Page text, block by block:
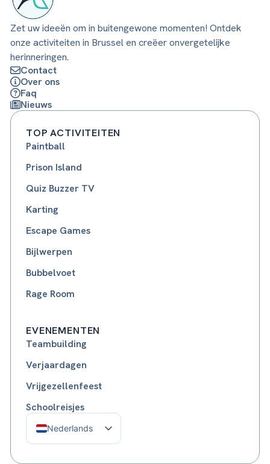
Zet uw ideeën om in buitengewone momenten! Ontdek
onze activiteiten in Brussel en creëer onvergetelijke
herinneringen.
Contact
Over ons
Faq
Nieuws
TOP ACTIVITEITEN
Paintball
Prison Island
Quiz Buzzer TV
Karting
Escape Games
Bijlwerpen
Bubbelvoet
Rage Room
EVENEMENTEN
Teambuilding
Verjaardagen
Vrijgezellenfeest
Schoolreisjes
Nederlands
Français